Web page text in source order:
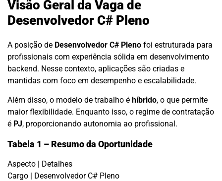
Visão Geral da Vaga de
Desenvolvedor C# Pleno
A posição de Desenvolvedor C# Pleno foi estruturada para
profissionais com experiência sólida em desenvolvimento
backend. Nesse contexto, aplicações são criadas e
mantidas com foco em desempenho e escalabilidade.
Além disso, o modelo de trabalho é híbrido, o que permite
maior flexibilidade. Enquanto isso, o regime de contratação
é PJ, proporcionando autonomia ao profissional.
Tabela 1 – Resumo da Oportunidade
Aspecto | Detalhes
Cargo | Desenvolvedor C# Pleno